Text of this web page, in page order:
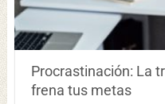
Procrastinación: La
frena tus metas